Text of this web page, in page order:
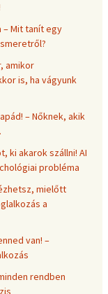
– Mit tanít egy
amikor
is, ha vágyunk
– Nőknek, akik
ki akarok szállni! AI
probléma
mielőtt
a
van! –
rendben